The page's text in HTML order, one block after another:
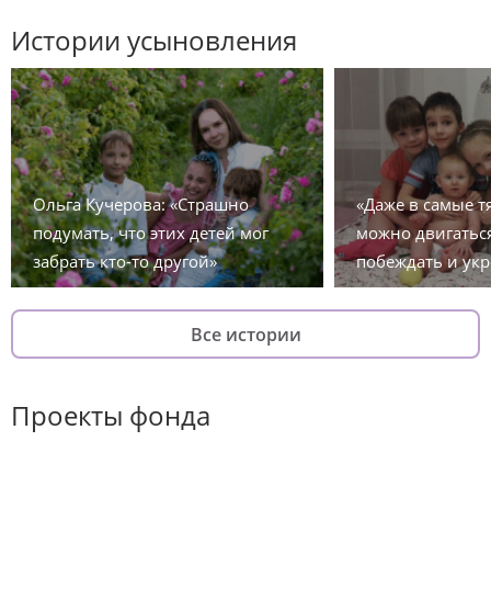
Истории усыновления
Ольга Кучерова: «Страшно
подумать, что этих детей мог
забрать кто-то другой»
«Даже в самые
можно
побеждать и
Все истории
Проекты фонда